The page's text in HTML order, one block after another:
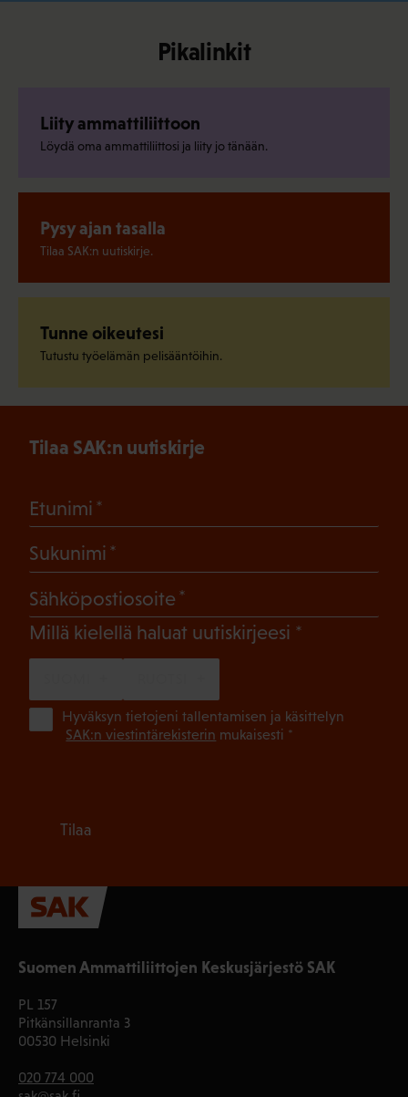
Pikalinkit
Liity ammattiliittoon
Löydä oma ammattiliittosi ja liity jo tänään.
Pysy ajan tasalla
Tilaa SAK:n uutiskirje.
Tunne oikeutesi
Tutustu työelämän pelisääntöihin.
Suomen Ammattiliittojen Keskusjärjestö SAK
PL 157
Pitkänsillanranta 3
00530 Helsinki
020 774 000
Tilaa SAK:n uutiskirje
Etunimi
Sukunimi
Sähköpostiosoite
Millä kielellä haluat uutiskirjeesi (Pakollinen)
Hyväksyn tietojeni tallentamisen ja käsittelyn
SAK:n viestintärekisterin mukaisesti *
Tilaa